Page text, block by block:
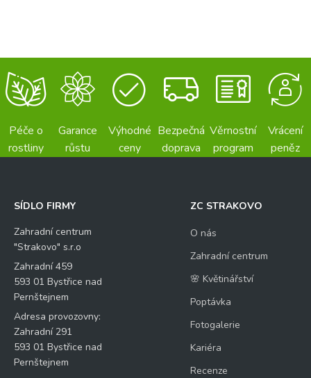
Péče o
rostliny
Garance
růstu
Výhodné
ceny
Bezpečná
doprava
Věrnostní
program
Vrácení
peněz
SÍDLO FIRMY
Zahradní centrum
"Strakovo" s.r.o
Zahradní 459
593 01 Bystřice nad
Pernštejnem
Adresa provozovny:
Zahradní 291
593 01 Bystřice nad
Pernštejnem
ZC STRAKOVO
O nás
Zahradní centrum
🌸 Květinářství
Poptávka
Fotogalerie
Kariéra
Recenze